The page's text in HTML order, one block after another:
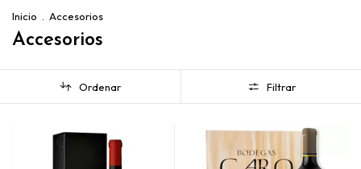
Inicio Accesorios
Accesorios
Ordenar Filtrar